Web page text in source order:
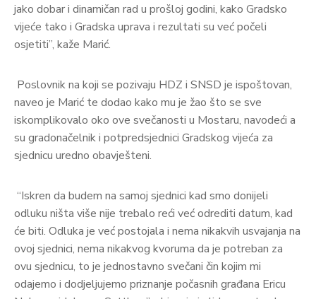
jako dobar i dinamičan rad u prošloj godini, kako Gradsko
vijeće tako i Gradska uprava i rezultati su već počeli
osjetiti”, kaže Marić.
Poslovnik na koji se pozivaju HDZ i SNSD je ispoštovan,
naveo je Marić te dodao kako mu je žao što se sve
iskomplikovalo oko ove svečanosti u Mostaru, navodeći a
su gradonačelnik i potpredsjednici Gradskog vijeća za
sjednicu uredno obavješteni.
“Iskren da budem na samoj sjednici kad smo donijeli
odluku ništa više nije trebalo reći već odrediti datum, kad
će biti. Odluka je već postojala i nema nikakvih usvajanja na
ovoj sjednici, nema nikakvog kvoruma da je potreban za
ovu sjednicu, to je jednostavno svečani čin kojim mi
odajemo i dodjeljujemo priznanje počasnih građana Ericu